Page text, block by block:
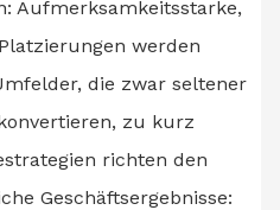
Aufmerksamkeitsstarke,
werden
die zwar seltener
zu kurz
richten den
Geschäftsergebnisse: